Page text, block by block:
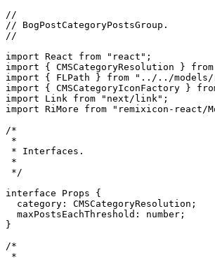
  );
}
//
// BogPostCategoryPostsGroup.
//
import React from "react";
import { CMSCategoryResolution }
import { CMSCategoryIconFactory }
import Link from "next/link";
import RiMore from "remixicon-react/
/*
* Interfaces.
*/
  category: CMSCategoryResolution;